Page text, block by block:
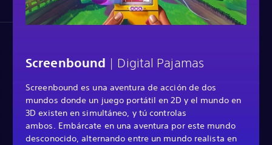
Screenbound | Digital Pajamas
Screenbound es una aventura de acción de dos
mundos donde un juego portátil en 2D y el mundo en
3D existen en simultáneo, y tú controlas
ambos. Embárcate en una aventura por este mundo
desconocido, alternando entre un mundo realista en